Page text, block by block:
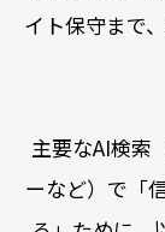
イト保守まで
主要なAI検索
ーなど）で「